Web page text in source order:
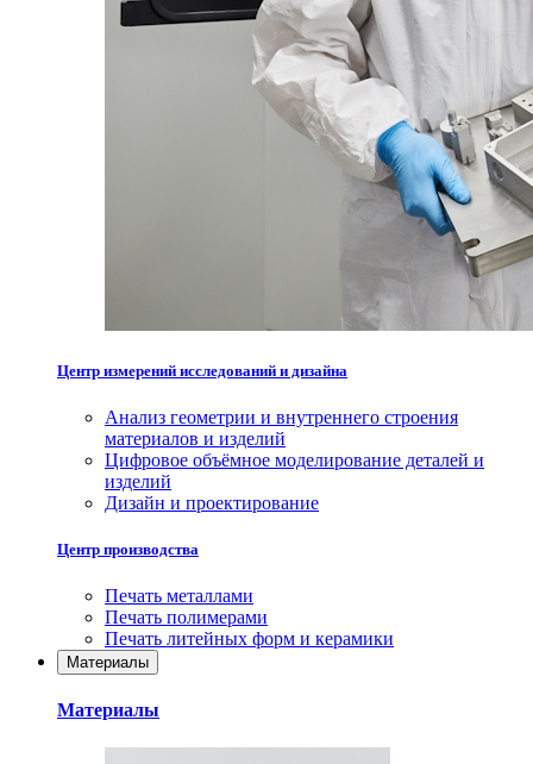
Центр измерений исследований и дизайна
Анализ геометрии и внутреннего строения
материалов и изделий
Цифровое объёмное моделирование деталей и
изделий
Дизайн и проектирование
Центр производства
Печать металлами
Печать полимерами
Печать литейных форм и керамики
Материалы
Материалы